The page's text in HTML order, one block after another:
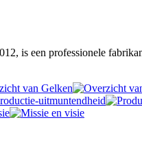
is een professionele
van Gelken
uitmuntendheid